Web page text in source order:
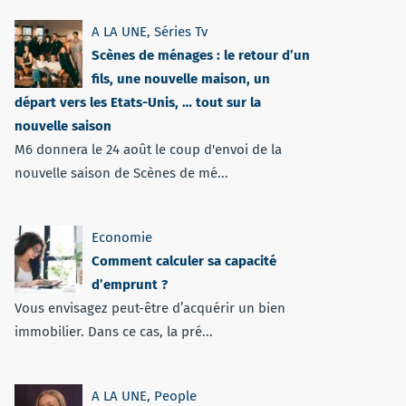
A LA UNE, Séries Tv
Scènes de ménages : le retour d’un
fils, une nouvelle maison, un
départ vers les Etats-Unis, … tout sur la
nouvelle saison
M6 donnera le 24 août le coup d'envoi de la
nouvelle saison de Scènes de mé...
Economie
Comment calculer sa capacité
d’emprunt ?
Vous envisagez peut-être d’acquérir un bien
immobilier. Dans ce cas, la pré...
A LA UNE, People